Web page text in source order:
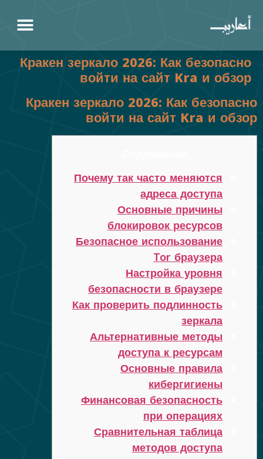
Кракен зеркало 2026: Как безопасно
войти на сайт Kra и обзор
Кракен зеркало 2026: Как безопасно
войти на сайт Kra и обзор
Почему так часто меняются
адреса доступа
Основные причины
блокировок ресурсов
Безопасное использование
Tor браузера
Настройка уровня
безопасности в браузере
Как проверить подлинность
зеркала
Альтернативные методы
доступа к ресурсам
Основные правила
кибергигиены
Финансовая безопасность
при операциях
Сравнительная таблица
методов доступа